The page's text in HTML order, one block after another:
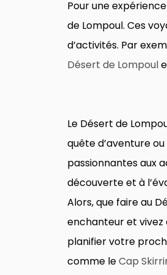
Pour une
de Lompoul. Ces
d’activités. Par
Désert de Lompoul
Le Désert de
quête d’aventure
passionnantes aux
découverte et à
Alors, que faire au
enchanteur et vivez
planifier votre
comme leCap